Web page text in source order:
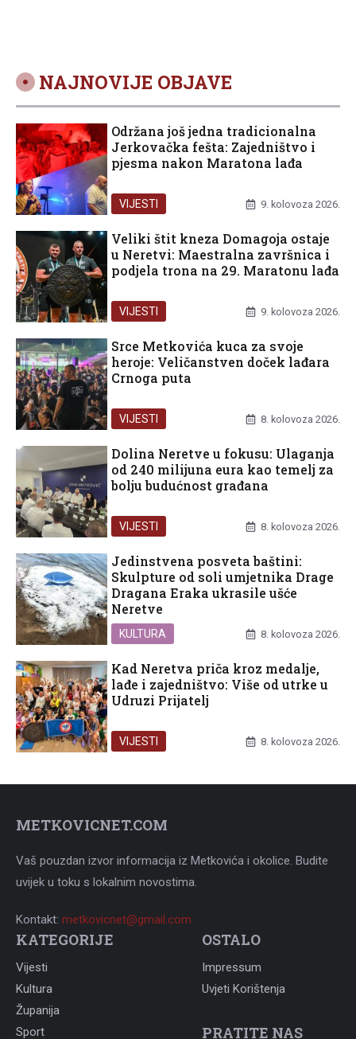
NAJNOVIJE OBJAVE
Održana još jedna tradicionalna
Jerkovačka fešta: Zajedništvo i
pjesma nakon Maratona lađa
VIJESTI 9. kolovoza 2026.
Veliki štit kneza Domagoja ostaje
u Neretvi: Maestralna završnica i
podjela trona na 29. Maratonu lađa
VIJESTI 9. kolovoza 2026.
Srce Metkovića kuca za svoje
heroje: Veličanstven doček lađara
Crnoga puta
VIJESTI 8. kolovoza 2026.
Dolina Neretve u fokusu: Ulaganja
od 240 milijuna eura kao temelj za
bolju budućnost građana
VIJESTI 8. kolovoza 2026.
Jedinstvena posveta baštini:
Skulpture od soli umjetnika Drage
Dragana Eraka ukrasile ušće
Neretve
KULTURA 8. kolovoza 2026.
Kad Neretva priča kroz medalje,
lađe i zajedništvo: Više od utrke u
Udruzi Prijatelj
VIJESTI 8. kolovoza 2026.
METKOVICNET.COM
Vaš pouzdan izvor informacija iz Metkovića i okolice. Budite
uvijek u toku s lokalnim novostima.
Kontakt: metkovicnet@gmail.com
KATEGORIJE
Vijesti
Kultura
Županija
Sport
OSTALO
Impressum
Uvjeti Korištenja
PRATITE NAS